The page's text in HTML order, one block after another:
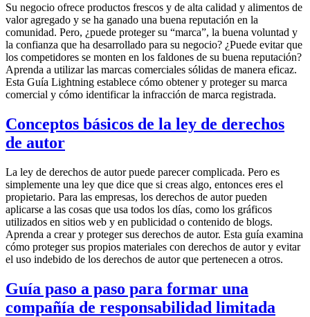
Su negocio ofrece productos frescos y de alta calidad y alimentos de
valor agregado y se ha ganado una buena reputación en la
comunidad. Pero, ¿puede proteger su “marca”, la buena voluntad y
la confianza que ha desarrollado para su negocio? ¿Puede evitar que
los competidores se monten en los faldones de su buena reputación?
Aprenda a utilizar las marcas comerciales sólidas de manera eficaz.
Esta Guía Lightning establece cómo obtener y proteger su marca
comercial y cómo identificar la infracción de marca registrada.
Conceptos básicos de la ley de derechos
de autor
La ley de derechos de autor puede parecer complicada. Pero es
simplemente una ley que dice que si creas algo, entonces eres el
propietario. Para las empresas, los derechos de autor pueden
aplicarse a las cosas que usa todos los días, como los gráficos
utilizados en sitios web y en publicidad o contenido de blogs.
Aprenda a crear y proteger sus derechos de autor. Esta guía examina
cómo proteger sus propios materiales con derechos de autor y evitar
el uso indebido de los derechos de autor que pertenecen a otros.
Guía paso a paso para formar una
compañía de responsabilidad limitada